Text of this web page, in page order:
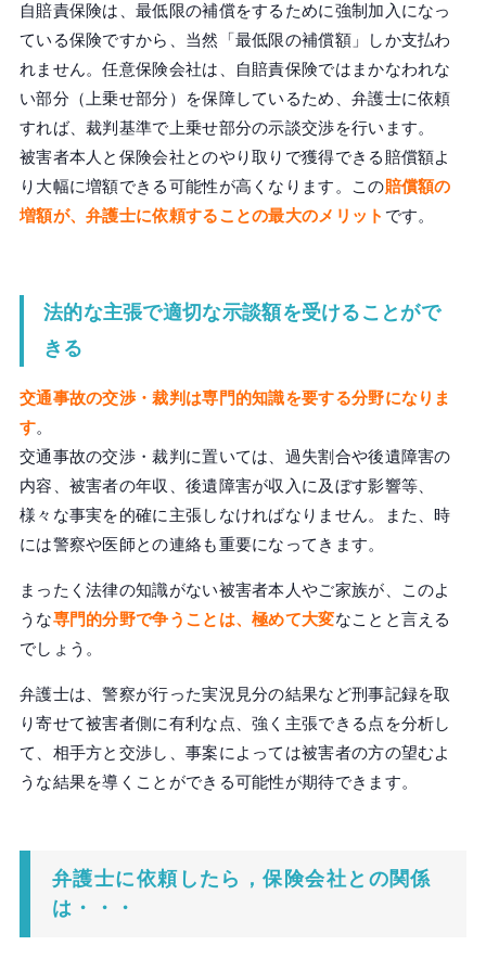
自賠責保険は、最低限の補償をするために強制加入になっ
ている保険ですから、当然「最低限の補償額」しか支払わ
れません。任意保険会社は、自賠責保険ではまかなわれな
い部分（上乗せ部分）を保障しているため、弁護士に依頼
すれば、裁判基準で上乗せ部分の示談交渉を行います。
被害者本人と保険会社とのやり取りで獲得できる賠償額よ
り大幅に増額できる可能性が高くなります。この賠償額の
増額が、弁護士に依頼することの最大のメリット です。
法的な主張で適切な示談額を受けることがで
きる
交通事故の交渉・裁判は専門的知識を要する分野になりま
す。
交通事故の交渉・裁判に置いては、過失割合や後遺障害の
内容、被害者の年収、後遺障害が収入に及ぼす影響等、
様々な事実を的確に主張しなければなりません。また、時
には警察や医師との連絡も重要になってきます。
まったく法律の知識がない被害者本人やご家族が、このよ
うな専門的分野で争うことは、極めて大変なことと言える
でしょう。
弁護士は、警察が行った実況見分の結果など刑事記録を取
り寄せて被害者側に有利な点、強く主張できる点を分析し
て、相手方と交渉し、事案によっては被害者の方の望むよ
うな結果を導くことができる可能性が期待できます。
弁護士に依頼したら，保険会社との関係
は・・・